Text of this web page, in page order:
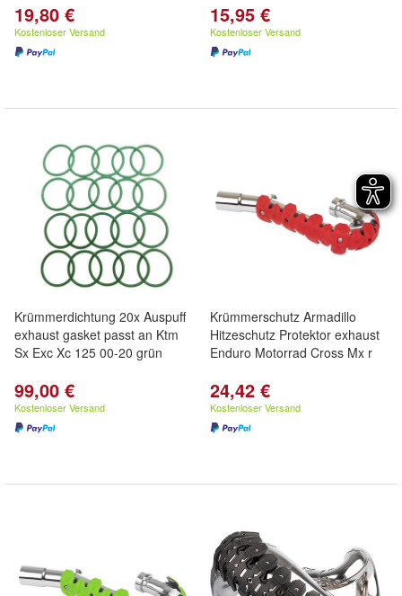
19,80 €
Kostenloser Versand
15,95 €
Kostenloser Versand
Krümmerdichtung 20x Auspuff
exhaust gasket passt an Ktm
Sx Exc Xc 125 00-20 grün
99,00 €
Kostenloser Versand
Krümmerschutz Armadillo
Hitzeschutz Protektor exhaust
Enduro Motorrad Cross Mx r
24,42 €
Kostenloser Versand